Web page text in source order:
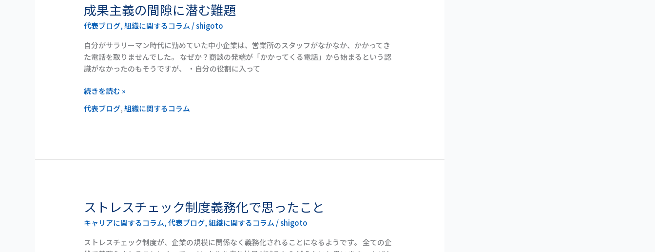
成果主義の間隙に潜む難題
代表ブログ,組織に関するコラム /shigoto
自分がサラリーマン時代に勤めていた中小企業は、営業所のスタッフがなかなか、かかってき
た電話を取りませんでした。 なぜか？商談の発端が「かかってくる電話」から始まるという認
識がなかったのもそうですが、 ・自分の役割に入って
成
果
主
義
の
間
に
む
続きを読む »
代表ブログ,組織に関するコラム
ストレスチェック制度義務化で思ったこと
キャリアに関するコラム,代表ブログ,組織に関するコラム /shigoto
ストレスチェック制度が、企業の規模に関係なく義務化されることになるようです。 全ての企
ス
ト
レ
ス